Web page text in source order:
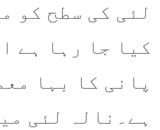
لئی کی سطح کو
کیا جا رہا ہے
پانی کا بہا
ہے۔نالہ لئی